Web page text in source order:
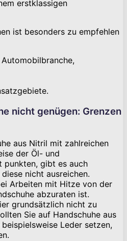
erstklassigen
ist besonders zu empfehlen
nicht genügen: Grenzen
aus Nitril mit zahlreichen
der Öl- und
punkten, gibt es auch
nicht ausreichen.
Arbeiten mit Hitze von der
abzuraten ist.
grundsätzlich nicht zu
Sie auf Handschuhe aus
Leder setzen,